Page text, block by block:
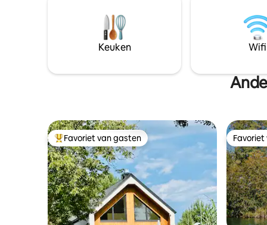
goederenverkeer – aangenaam rustig
met een bijzondere charme. Perfect
voor stellen en voor wie op zoek is naar
ontspanning, ideaal om tot rust te
voordat
indient.
Keuken Wifi
Topfavoriet van gasten
Favoriet van gasten